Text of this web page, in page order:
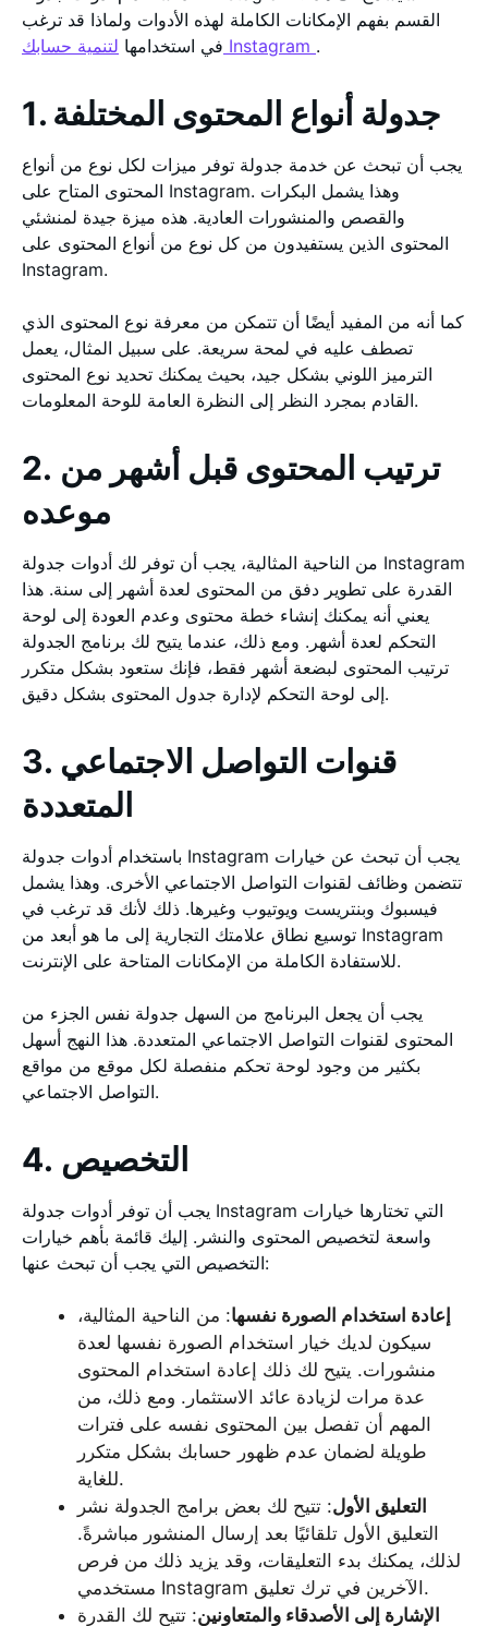
القسم بفهم الإمكانات الكاملة لهذه الأدوات ولماذا قد ترغب
في استخدامها لتنمية حسابك Instagram .
1. جدولة أنواع المحتوى المختلفة
يجب أن تبحث عن خدمة جدولة توفر ميزات لكل نوع من أنواع
المحتوى المتاح على Instagram. وهذا يشمل البكرات
والقصص والمنشورات العادية. هذه ميزة جيدة لمنشئي
المحتوى الذين يستفيدون من كل نوع من أنواع المحتوى على
Instagram.
كما أنه من المفيد أيضًا أن تتمكن من معرفة نوع المحتوى الذي
تصطف عليه في لمحة سريعة. على سبيل المثال، يعمل
الترميز اللوني بشكل جيد، بحيث يمكنك تحديد نوع المحتوى
القادم بمجرد النظر إلى النظرة العامة للوحة المعلومات.
2. ترتيب المحتوى قبل أشهر من
موعده
من الناحية المثالية، يجب أن توفر لك أدوات جدولة Instagram
القدرة على تطوير دفق من المحتوى لعدة أشهر إلى سنة. هذا
يعني أنه يمكنك إنشاء خطة محتوى وعدم العودة إلى لوحة
التحكم لعدة أشهر. ومع ذلك، عندما يتيح لك برنامج الجدولة
ترتيب المحتوى لبضعة أشهر فقط، فإنك ستعود بشكل متكرر
إلى لوحة التحكم لإدارة جدول المحتوى بشكل دقيق.
3. قنوات التواصل الاجتماعي
المتعددة
باستخدام أدوات جدولة Instagram يجب أن تبحث عن خيارات
تتضمن وظائف لقنوات التواصل الاجتماعي الأخرى. وهذا يشمل
فيسبوك وبنتريست ويوتيوب وغيرها. ذلك لأنك قد ترغب في
توسيع نطاق علامتك التجارية إلى ما هو أبعد من Instagram
للاستفادة الكاملة من الإمكانات المتاحة على الإنترنت.
يجب أن يجعل البرنامج من السهل جدولة نفس الجزء من
المحتوى لقنوات التواصل الاجتماعي المتعددة. هذا النهج أسهل
بكثير من وجود لوحة تحكم منفصلة لكل موقع من مواقع
التواصل الاجتماعي.
4. التخصيص
يجب أن توفر أدوات جدولة Instagram التي تختارها خيارات
واسعة لتخصيص المحتوى والنشر. إليك قائمة بأهم خيارات
التخصيص التي يجب أن تبحث عنها:
إعادة استخدام الصورة نفسها: من الناحية المثالية،
سيكون لديك خيار استخدام الصورة نفسها لعدة
منشورات. يتيح لك ذلك إعادة استخدام المحتوى
عدة مرات لزيادة عائد الاستثمار. ومع ذلك، من
المهم أن تفصل بين المحتوى نفسه على فترات
طويلة لضمان عدم ظهور حسابك بشكل متكرر
للغاية.
التعليق الأول: تتيح لك بعض برامج الجدولة نشر
التعليق الأول تلقائيًا بعد إرسال المنشور مباشرةً.
لذلك، يمكنك بدء التعليقات، وقد يزيد ذلك من فرص
مستخدمي Instagram الآخرين في ترك تعليق.
الإشارة إلى الأصدقاء والمتعاونين: تتيح لك القدرة